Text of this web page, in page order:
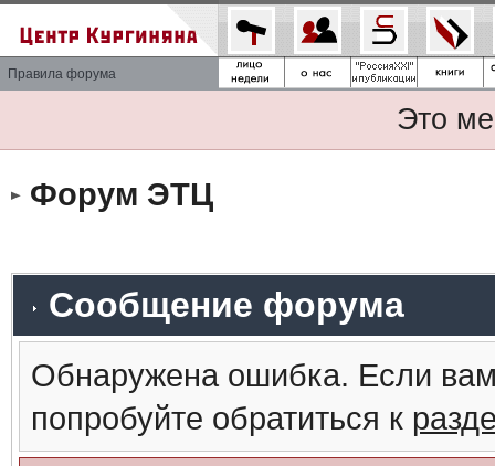
Правила форума
Это
Форум ЭТЦ
Сообщение форума
Обнаружена ошибка. Если
попробуйте обратиться к